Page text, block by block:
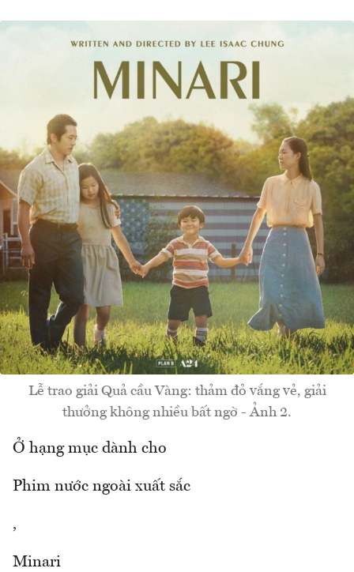
Lễ trao giải Quả cầu Vàng: thảm đỏ vắng vẻ, giải
thưởng không nhiều bất ngờ - Ảnh 2.
Ở hạng mục dành cho
Phim nước ngoài xuất sắc
,
Minari